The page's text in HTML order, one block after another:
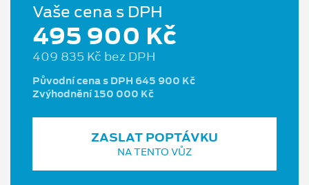
Vaše cena s DPH
495 900 Kč
409 835 Kč bez DPH
Původní cena s DPH 645 900 Kč
Zvýhodnění 150 000 Kč
ZASLAT POPTÁVKU
NA TENTO VŮZ